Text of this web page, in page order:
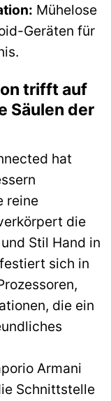
Mühelose
Geräten für
trifft auf
Säulen der
hat
reine
die
Stil Hand in
sich in
die ein
Armani
Schnittstelle